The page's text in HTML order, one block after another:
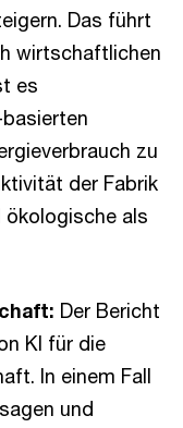
Das führt
wirtschaftlichen
es
zu
der Fabrik
ökologische als
Der Bericht
KI für die
In einem Fall
und